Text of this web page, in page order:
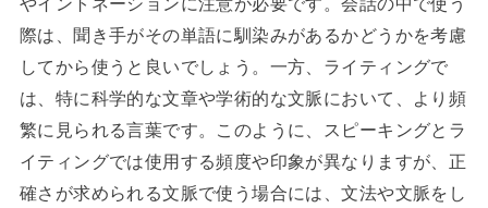
際は、聞き手がその単語に馴染みがあるかどうかを考慮
してから使うと良いでしょう。一方、ライティングで
は、特に科学的な文章や学術的な文脈において、より頻
繁に見られる言葉です。このように、スピーキングとラ
イティングでは使用する頻度や印象が異なりますが、正
確さが求められる文脈で使う場合には、文法や文脈をし